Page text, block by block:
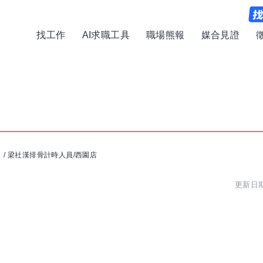
找工作 AI求職工具 職場熊報 媒合見證
/梁社漢排骨計時人員/西園店
更新日